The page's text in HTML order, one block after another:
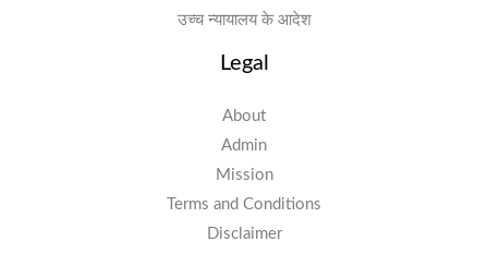
उच्च न्यायालय के आदेश
Legal
About
Admin
Mission
Terms and Conditions
Disclaimer